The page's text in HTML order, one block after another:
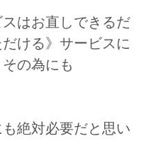
はお直しできるだ
ける》サービスに
の為にも
絶対必要だと思い